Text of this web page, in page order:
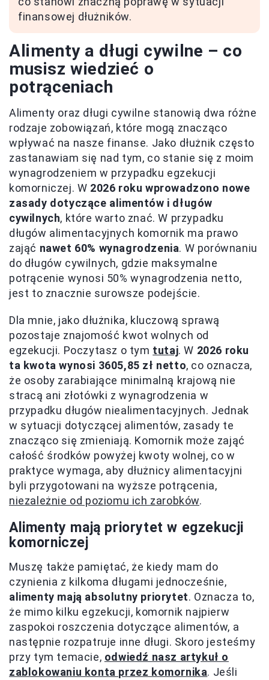
finansowej dłużników.
Alimenty a długi cywilne – co
musisz wiedzieć o
potrąceniach
Alimenty oraz długi cywilne stanowią dwa różne
rodzaje zobowiązań, które mogą znacząco
wpływać na nasze finanse. Jako dłużnik często
zastanawiam się nad tym, co stanie się z moim
wynagrodzeniem w przypadku egzekucji
komorniczej. W 2026 roku wprowadzono nowe
zasady dotyczące alimentów i długów
cywilnych, które warto znać. W przypadku
długów alimentacyjnych komornik ma prawo
zająć nawet 60% wynagrodzenia. W porównaniu
do długów cywilnych, gdzie maksymalne
potrącenie wynosi 50% wynagrodzenia netto,
jest to znacznie surowsze podejście.
Dla mnie, jako dłużnika, kluczową sprawą
pozostaje znajomość kwot wolnych od
egzekucji. Poczytasz o tym tutaj. W 2026 roku
ta kwota wynosi 3605,85 zł netto, co oznacza,
że osoby zarabiające minimalną krajową nie
stracą ani złotówki z wynagrodzenia w
przypadku długów niealimentacyjnych. Jednak
w sytuacji dotyczącej alimentów, zasady te
znacząco się zmieniają. Komornik może zająć
całość środków powyżej kwoty wolnej, co w
praktyce wymaga, aby dłużnicy alimentacyjni
byli przygotowani na wyższe potrącenia,
niezależnie od poziomu ich zarobków.
Alimenty mają priorytet w egzekucji
komorniczej
Muszę także pamiętać, że kiedy mam do
czynienia z kilkoma długami jednocześnie,
alimenty mają absolutny priorytet. Oznacza to,
że mimo kilku egzekucji, komornik najpierw
zaspokoi roszczenia dotyczące alimentów, a
następnie rozpatruje inne długi. Skoro jesteśmy
przy tym temacie, odwiedź nasz artykuł o
zablokowaniu konta przez komornika. Jeśli